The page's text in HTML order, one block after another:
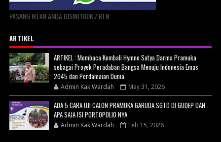
PASANG IKLAN ANDA DISINI 100K / BLN
ARTIKEL
ARTIKEL : Membaca Kembali Hymne Satya Darma Pramuka
sebagai Proyek Peradaban Bangsa Menuju Indonesia Emas
2045 dan Perdamaian Dunia
Admin Kak Wardah May 31, 2026
ADA 5 CARA UJI CALON PRAMUKA GARUDA SGTD DI GUDEP DAN
APA SAJA ISI PORTOPOLIO NYA
Admin Kak Wardah Feb 15, 2026